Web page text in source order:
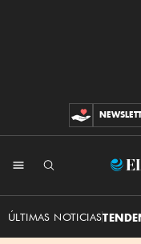
ÚLTIMAS NOTICIAS